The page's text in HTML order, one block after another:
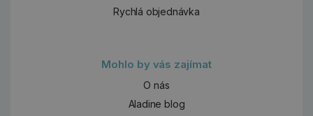
Rychlá objednávka
Mohlo by vás zajímat
O nás
Aladine blog